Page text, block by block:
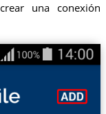
una conexión